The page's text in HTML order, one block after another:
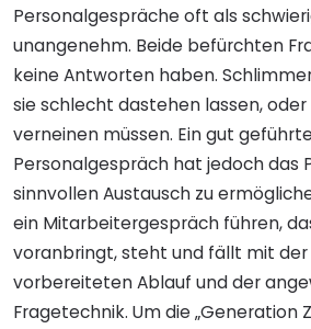
Personalgespräche oft als
unangenehm. Beide befürchten
keine Antworten haben.
sie schlecht dastehen lassen, oder
verneinen müssen. Ein gut
Personalgespräch hat jedoch das
sinnvollen Austausch zu
ein Mitarbeitergespräch führen,
voranbringt, steht und fällt mit der
vorbereiteten Ablauf und der
Fragetechnik. Um die „Generation